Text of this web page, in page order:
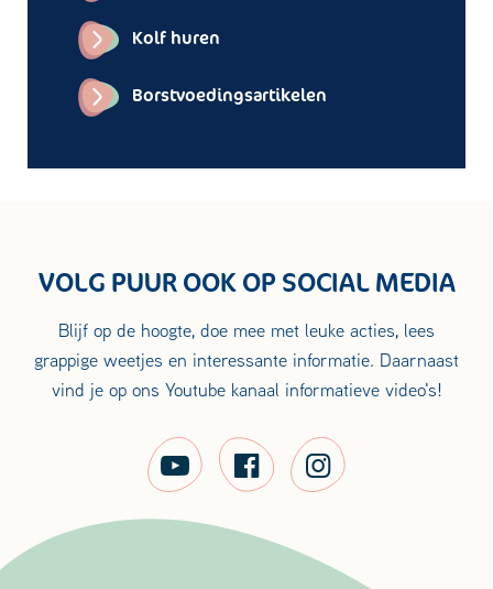
Kolf huren
Borstvoedingsartikelen
VOLG PUUR OOK OP SOCIAL MEDIA
Blijf op de hoogte, doe mee met leuke acties, lees
grappige weetjes en interessante informatie. Daarnaast
vind je op ons Youtube kanaal informatieve video's!